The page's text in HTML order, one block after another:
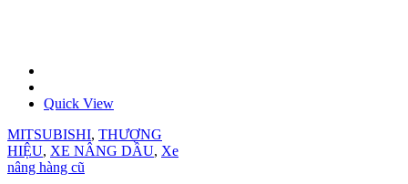
Quick View
MITSUBISHI, THƯƠNG
HIỆU, XE NÂNG DẦU, Xe
nâng hàng cũ